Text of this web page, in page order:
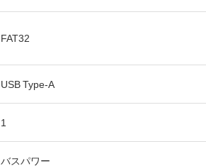
FAT32
USB Type-A
1
バスパワー